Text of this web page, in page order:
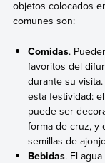
objetos colocados
comunes son:
Comidas.
favoritos del
durante su
esta festividad:
puede ser
forma de cruz, y
semillas de
Bebidas. El